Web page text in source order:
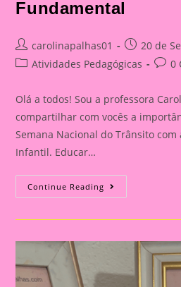
Fundamental
Post
author:
carolinapalhas01
Post
published:
20 de
PostAtividades Pedagógicas
Post0
Olá a todos! Sou a professora
compartilhar com vocês a
Semana Nacional do Trânsito com
Infantil. Educar…
Continue Reading Atividade
Com
Tema
Do
Consciência